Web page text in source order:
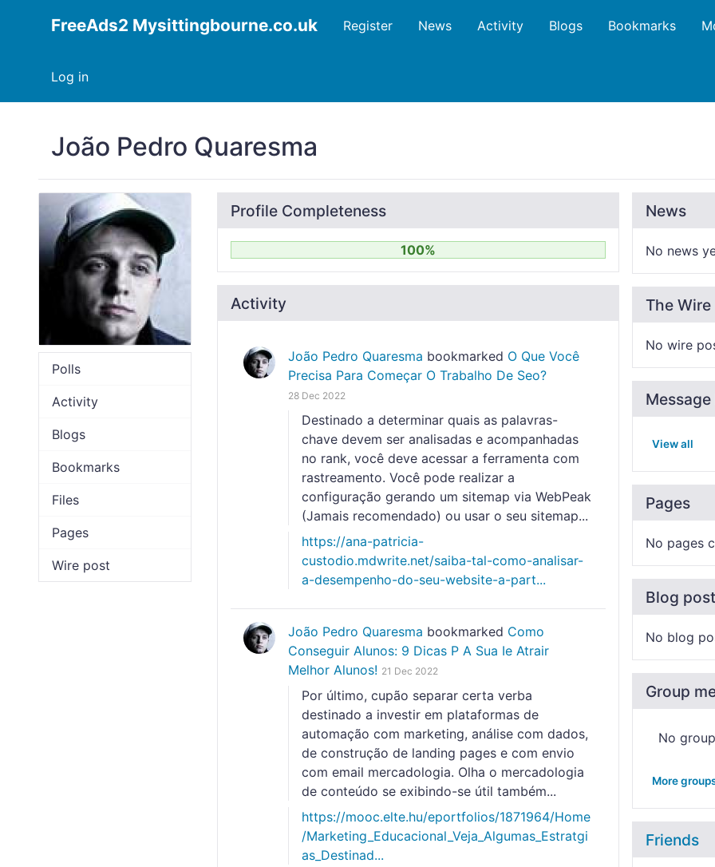
FreeAds2 Mysittingbourne.co.uk
Log in
Register News Activity Blogs Bookmarks
João Pedro Quaresma
Polls
Activity
Blogs
Bookmarks
Files
Pages
Wire post
News
No news
The Wire
No wire
View all
Pages
No pages
Blog
No blog
Group
No
More
Friends
Profile Completeness
100%
Activity
João Pedro Quaresma bookmarked O Que Você
Precisa Para Começar O Trabalho De Seo?
28 Dec 2022
Destinado a determinar quais as palavras-
chave devem ser analisadas e acompanhadas
no rank, você deve acessar a ferramenta com
rastreamento. Você pode realizar a
configuração gerando um sitemap via WebPeak
(Jamais recomendado) ou usar o seu sitemap...
https://ana-patricia-
custodio.mdwrite.net/saiba-tal-como-analisar-
a-desempenho-do-seu-website-a-part...
João Pedro Quaresma bookmarked Como
Conseguir Alunos: 9 Dicas P A Sua Ie Atrair
Melhor Alunos! 21 Dec 2022
Por último, cupão separar certa verba
destinado a investir em plataformas de
automação com marketing, análise com dados,
de construção de landing pages e com envio
com email mercadologia. Olha o mercadologia
de conteúdo se exibindo-se útil também...
https://mooc.elte.hu/eportfolios/1871964/Home
/Marketing_Educacional_Veja_Algumas_Estratgi
as_Destinad...